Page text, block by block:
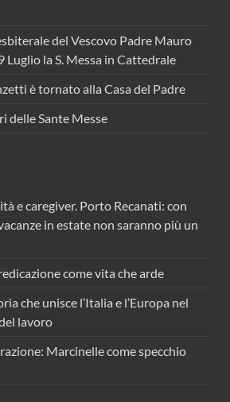
del Vescovo Padre Mauro
Luglio la S. Messa in Cattedrale
è tornato alla Casa del Padre
delle Sante Messe
e caregiver. Porto Recanati: con
in estate non saranno più un
come vita che arde
che unisce l’Italia e l’Europa nel
lavoro
Marcinelle come specchio